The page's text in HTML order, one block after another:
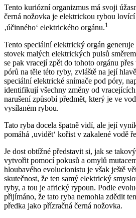
Tento kuriózní organizmus má svoji
černá nožovka je elektrickou rybou
‚účinného‘ elektrického orgánu.1
Tento speciální elektrický orgán
stovek malých elektrických pulsů
se pak vracejí zpět do tohoto orgánu
pórů na těle této ryby, zvláště na její
speciální elektrické snímače pod póry,
identifikují všechny změny od
narušení způsobí předmět, který je ve
vysílaném rybou.
Tato ryba docela špatně vidí, ale její
pomáhá ‚uvidět‘ kořist v zakalené vodě
Je dost obtížné představit si, jak se
vytvořit pomocí pokusů a omylů
hloubavého evolucionistu je však ještě
skutečnost, že ten samý elektrický
ryby, a tou je africký rypoun. Podle
přijímáno, že tato ryba nemohla zdědit
předka jako přízračná černá nožovka.